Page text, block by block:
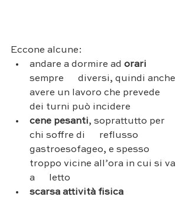
Eccone alcune:
andare a dormire ad orari
sempre      diversi, quindi anche
avere un lavoro che prevede
dei turni può incidere
cene pesanti, soprattutto per
chi soffre di      reflusso
gastroesofageo, e spesso
troppo vicine all’ora in cui si va
a      letto
scarsa attività fisica